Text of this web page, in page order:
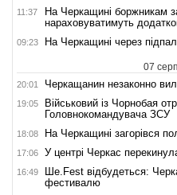
11:37
На Черкащині боржникам
нараховуватимуть
09:23 На Черкащині через
07
20:01 Черкащанин незаконно
19:05
Військовий із Чорнобая
Головнокомандувача ЗСУ
18:08 На Черкащині загорівся
17:06 У центрі Черкас
16:49
Ше.Fest відбудеться:
фестивалю